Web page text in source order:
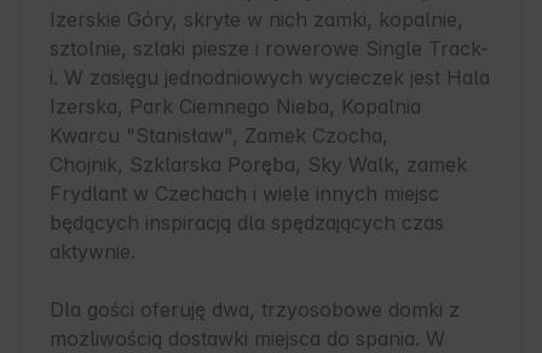
Izerskie Góry, skryte w nich zamki, kopalnie,
sztolnie, szlaki piesze i rowerowe Single Track-
i. W zasięgu jednodniowych wycieczek jest Hala
Izerska, Park Ciemnego Nieba, Kopalnia
Kwarcu "Stanisław", Zamek Czocha,
Chojnik, Szklarska Poręba, Sky Walk, zamek
Frydlant w Czechach i wiele innych miejsc
będących inspiracją dla spędzających czas
aktywnie.
Dla gości oferuję dwa, trzyosobowe domki z
możliwością dostawki miejsca do spania. W